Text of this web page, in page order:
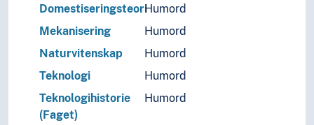
DomestiseringsteoriHumord
Mekanisering
Humord
Naturvitenskap
Humord
Teknologi
Humord
Teknologihistorie
(Faget)
Humord